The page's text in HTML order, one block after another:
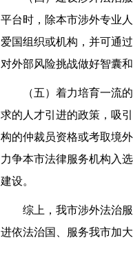
平台时，除本市涉外专业
爱国组织或机构，并可通
对外部风险挑战做好智囊和
（五）着力培育一流
求的人才引进的政策，吸
构的仲裁员资格或考取境
力争本市法律服务机构入
建设。
综上，我市涉外法治
进依法治国、服务我市加